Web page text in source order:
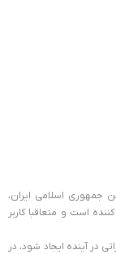
جمهوری اسلامی ایران،
است و متعاقبا کاربر
در آینده ایجاد شود، در